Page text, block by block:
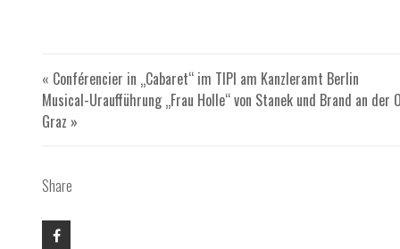
« Conférencier in „Cabaret“ im TIPI am Kanzleramt Berlin
Musical-Uraufführung „Frau Holle“ von Stanek und Brand an der
Graz »
Share